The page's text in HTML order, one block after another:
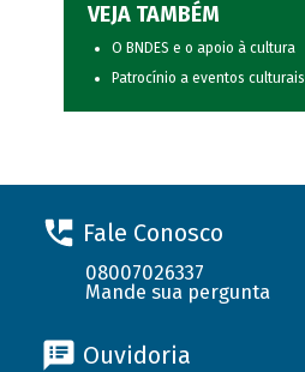
VEJA TAMBÉM
O BNDES e o apoio à cultura
Patrocínio a eventos culturais
Fale Conosco
08007026337
Mande sua pergunta
Ouvidoria